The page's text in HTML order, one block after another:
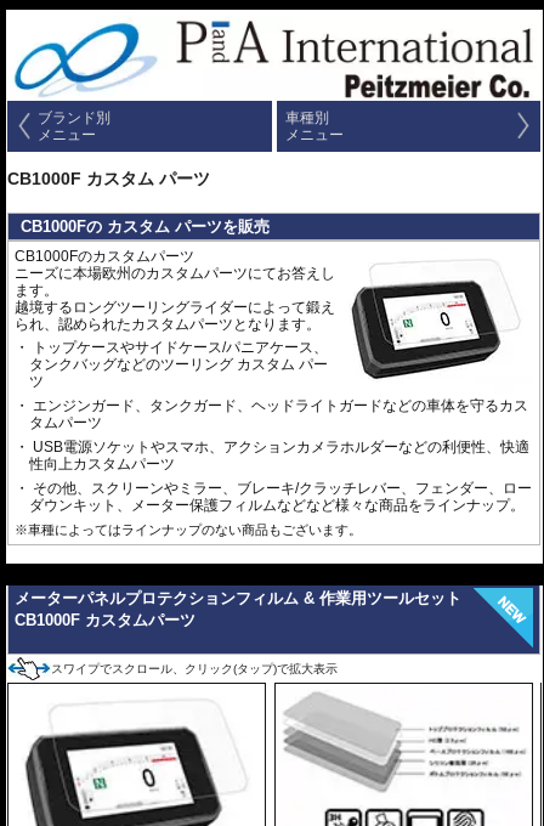
ブランド別
メニュー
車種別
メニュー
CB1000F カスタム パーツ
CB1000Fの カスタム パーツを販売
CB1000Fのカスタムパーツ
ニーズに本場欧州のカスタムパーツにてお答えし
ます。
越境するロングツーリングライダーによって鍛え
られ、認められたカスタムパーツとなります。
トップケースやサイドケース/パニアケース、
タンクバッグなどのツーリング カスタム パー
ツ
エンジンガード、タンクガード、ヘッドライトガードなどの車体を守るカス
タムパーツ
USB電源ソケットやスマホ、アクションカメラホルダーなどの利便性、快適
性向上カスタムパーツ
その他、スクリーンやミラー、ブレーキ/クラッチレバー、フェンダー、ロー
ダウンキット、メーター保護フィルムなどなど様々な商品をラインナップ。
※車種によってはラインナップのない商品もございます。
メーターパネルプロテクションフィルム & 作業用ツールセット
CB1000F カスタムパーツ
スワイプでスクロール、クリック(タップ)で拡大表示